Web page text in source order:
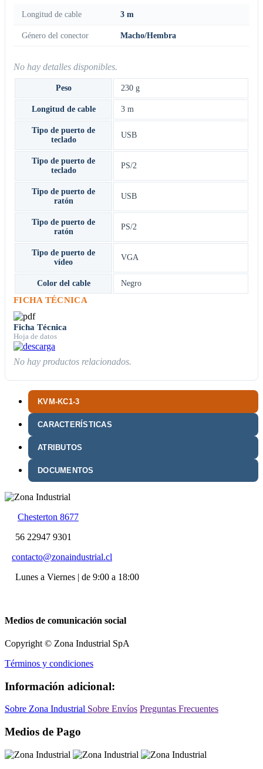
KVM-KC1-3
CARACTERÍSTICAS
ATRIBUTOS
DOCUMENTOS
Longitud de cable 3 m
Género del conector Macho/Hembra
No hay detalles disponibles.
Peso 230 g
Longitud de cable 3 m
Tipo de puerto de
teclado
USB
Tipo de puerto de
teclado
PS/2
Tipo de puerto de
ratón
USB
Tipo de puerto de
ratón
PS/2
Tipo de puerto de
vídeo
VGA
Color del cable Negro
FICHA TÉCNICA
Ficha Técnica
Hoja de datos
No hay productos relacionados.
Chesterton 8677
56 22947 9301
contacto@zonaindustrial.cl
Lunes a Viernes | de 9:00 a 18:00
Medios de comunicación social
Copyright © Zona Industrial SpA
Términos y condiciones
Información adicional:
Sobre Zona Industrial Sobre Envíos Preguntas Frecuentes
Medios de Pago